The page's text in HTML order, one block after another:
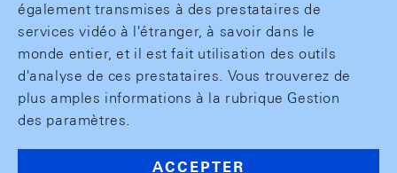
également transmises à des prestataires de
services vidéo à l'étranger, à savoir dans le
monde entier, et il est fait utilisation des outils
d'analyse de ces prestataires. Vous trouverez de
plus amples informations à la rubrique Gestion
des paramètres.
ACCEPTER